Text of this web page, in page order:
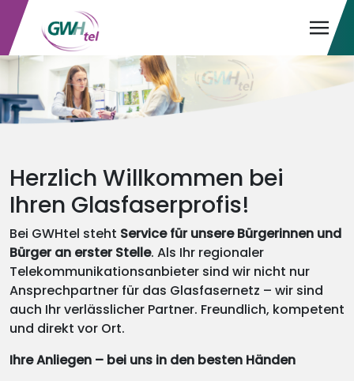
Herzlich Willkommen bei
Ihren Glasfaserprofis!
Bei GWHtel steht Service für unsere Bürgerinnen und
Bürger an erster Stelle. Als Ihr regionaler
Telekommunikationsanbieter sind wir nicht nur
Ansprechpartner für das Glasfasernetz – wir sind
auch Ihr verlässlicher Partner. Freundlich, kompetent
und direkt vor Ort.
Ihre Anliegen – bei uns in den besten Händen